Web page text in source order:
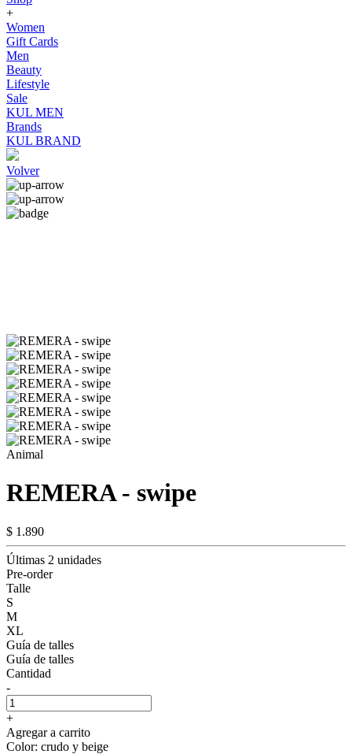
+
Women
Gift Cards
Men
Beauty
Lifestyle
Sale
KUL MEN
Brands
KUL BRAND
Volver
Animal
REMERA - swipe
$ 1.890
Últimas 2 unidades
Pre-order
Talle
S
M
XL
Guía de talles
Guía de talles
Cantidad
-
+
Agregar a carrito
Color: crudo y beige